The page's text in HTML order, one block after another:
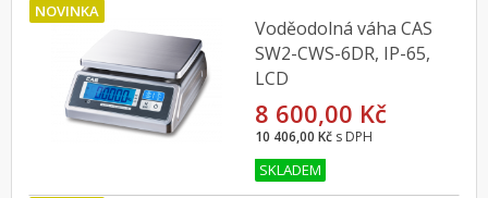
NOVINKA
Voděodolná váha CAS
SW2-CWS-6DR, IP-65,
LCD
8 600,00 Kč
10 406,00 Kč s DPH
SKLADEM